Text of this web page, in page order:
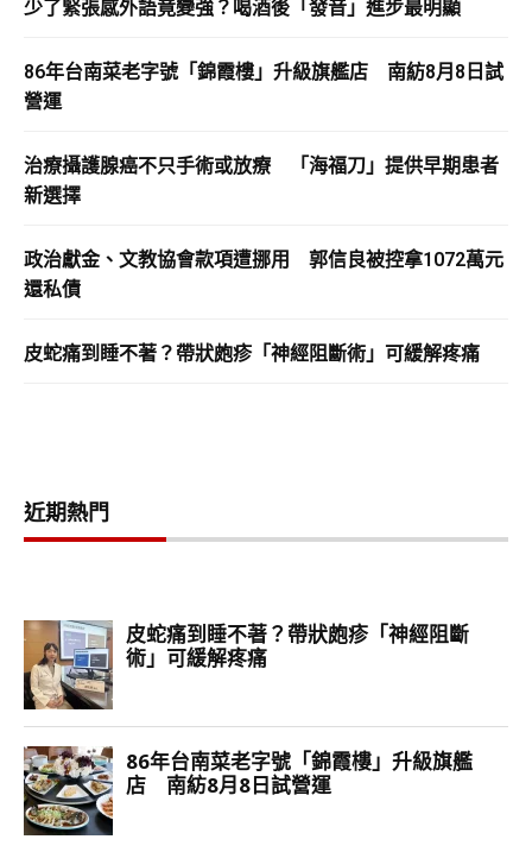
少了緊張感外語竟變強？喝酒後「發音」進步最明顯
86年台南菜老字號「錦霞樓」升級旗艦店 南紡8月8日試
營運
治療攝護腺癌不只手術或放療 「海福刀」提供早期患者
新選擇
政治獻金、文教協會款項遭挪用 郭信良被控拿1072萬元
還私債
皮蛇痛到睡不著？帶狀皰疹「神經阻斷術」可緩解疼痛
近期熱門